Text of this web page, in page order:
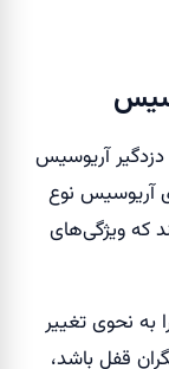
دزدگیر آریوسیس
آریوسیس نوع
که ویژگی‌های
به نحوی تغییر
قفل باشد،